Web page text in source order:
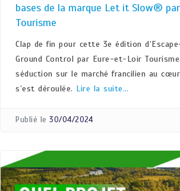
bases de la marque Let it Slow®
Tourisme
Clap de fin pour cette 3e édition
Ground Control par Eure-et-Loir
séduction sur le marché francilien au
s’est déroulée. Lire la suite…
Publié le 30/04/2024